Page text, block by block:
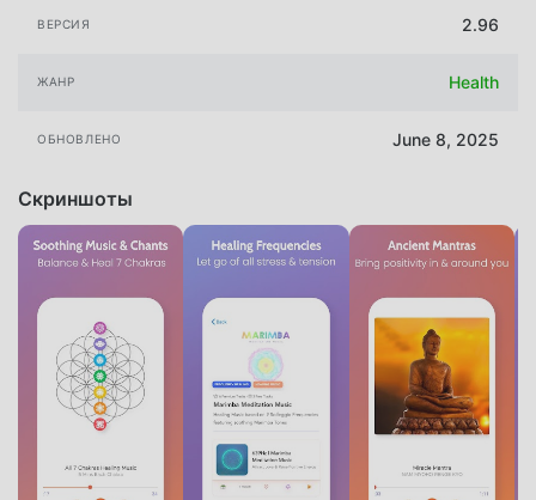
ВЕРСИЯ 2.96
ЖАНР Health
ОБНОВЛЕНО June 8, 2025
Скриншоты